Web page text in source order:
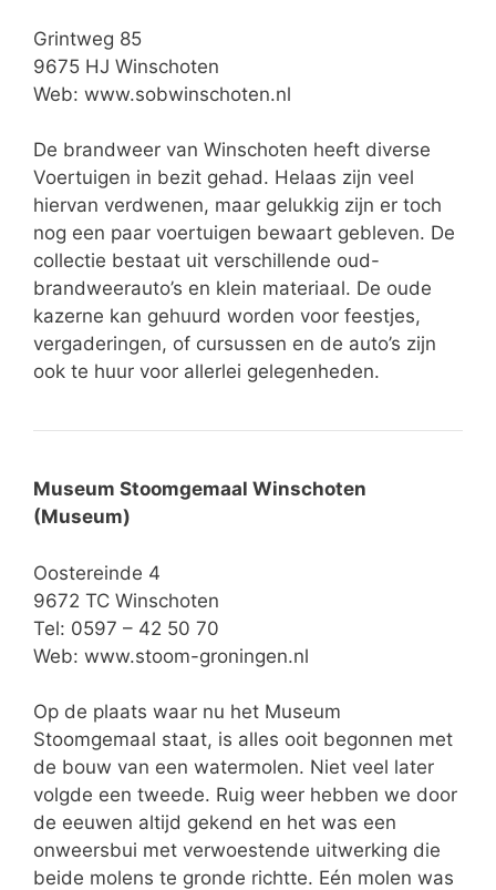
Grintweg 85
9675 HJ Winschoten
Web: www.sobwinschoten.nl
De brandweer van Winschoten heeft diverse
Voertuigen in bezit gehad. Helaas zijn veel
hiervan verdwenen, maar gelukkig zijn er toch
nog een paar voertuigen bewaart gebleven. De
collectie bestaat uit verschillende oud-
brandweerauto’s en klein materiaal. De oude
kazerne kan gehuurd worden voor feestjes,
vergaderingen, of cursussen en de auto’s zijn
ook te huur voor allerlei gelegenheden.
Museum Stoomgemaal Winschoten
(Museum)
Oostereinde 4
9672 TC Winschoten
Tel: 0597 – 42 50 70
Web: www.stoom-groningen.nl
Op de plaats waar nu het Museum
Stoomgemaal staat, is alles ooit begonnen met
de bouw van een watermolen. Niet veel later
volgde een tweede. Ruig weer hebben we door
de eeuwen altijd gekend en het was een
onweersbui met verwoestende uitwerking die
beide molens te gronde richtte. Eén molen was